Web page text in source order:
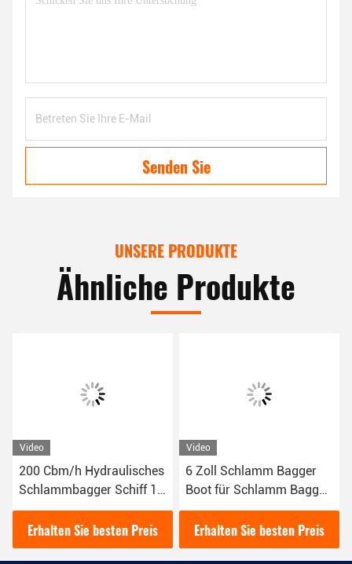
Senden Sie
UNSERE PRODUKTE
Ähnliche Produkte
Video
200 Cbm/h Hydraulisches
Schlammbagger Schiff 16
kW Rotfarbe für das
Flussbaggen verwendet
Erhalten Sie besten Preis
Video
6 Zoll Schlamm Bagger
Boot für Schlamm Bagger
im Fluss 16kw Diesel
Hydraulische Bagger
Erhalten Sie besten Preis